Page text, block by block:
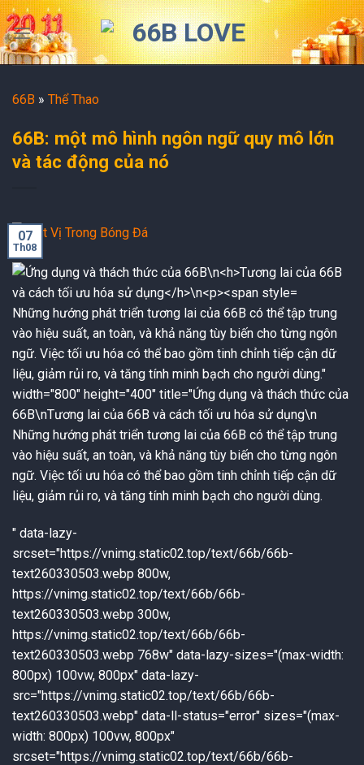
Skip
to
content
66B » Thể Thao
66B: một mô hình ngôn ngữ quy mô lớn
và tác động của nó
07
Th08
Những hướng phát triển tương lai của 66B có thể tập trung
vào hiệu suất, an toàn, và khả năng tùy biến cho từng ngôn
ngữ. Việc tối ưu hóa có thể bao gồm tinh chỉnh tiếp cận dữ
liệu, giảm rủi ro, và tăng tính minh bạch cho người dùng."
width="800" height="400" title="Ứng dụng và thách thức của
66B\nTương lai của 66B và cách tối ưu hóa sử dụng\n
Những hướng phát triển tương lai của 66B có thể tập trung
vào hiệu suất, an toàn, và khả năng tùy biến cho từng ngôn
ngữ. Việc tối ưu hóa có thể bao gồm tinh chỉnh tiếp cận dữ
liệu, giảm rủi ro, và tăng tính minh bạch cho người dùng.
" data-lazy-
srcset="https://vnimg.static02.top/text/66b/66b-
text260330503.webp 800w,
https://vnimg.static02.top/text/66b/66b-
text260330503.webp 300w,
https://vnimg.static02.top/text/66b/66b-
text260330503.webp 768w" data-lazy-sizes="(max-width:
800px) 100vw, 800px" data-lazy-
src="https://vnimg.static02.top/text/66b/66b-
text260330503.webp" data-ll-status="error" sizes="(max-
width: 800px) 100vw, 800px"
srcset="https://vnimg.static02.top/text/66b/66b-